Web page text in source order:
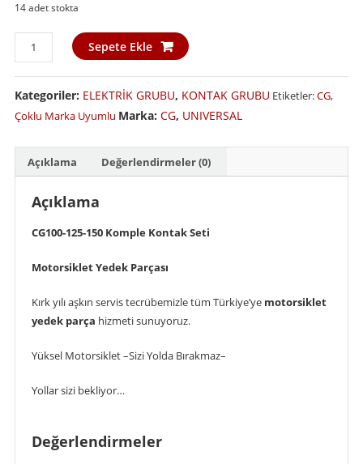
14 adet stokta
100-
125-
150
Komple
adet
Sepete Ekle
Kategoriler: ELEKTRİK GRUBU, KONTAK GRUBU Etiketler:CG,
Çoklu Marka Uyumlu Marka: CG, UNIVERSAL
Açıklama Değerlendirmeler (0)
Açıklama
CG100-125-150 Komple Kontak Seti
Motorsiklet Yedek Parçası
Kırk yılı aşkın servis tecrübemizle tüm Türkiye’ye motorsiklet
yedek parça hizmeti sunuyoruz.
Yüksel Motorsiklet –Sizi Yolda Bırakmaz–
Yollar sizi bekliyor…
Değerlendirmeler